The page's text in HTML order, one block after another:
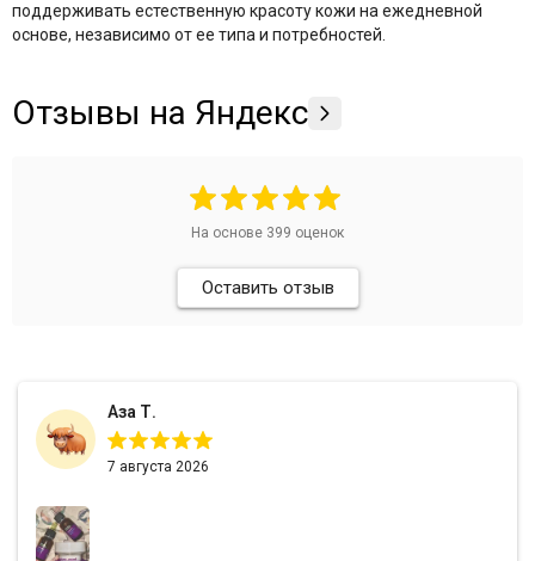
The Potted Plant
Theraphyto
VERAMORE
поддерживать естественную красоту кожи на ежедневной
основе, независимо от ее типа и потребностей.
Отзывы на Яндекс
На основе 399 оценок
Оставить отзыв
Аза Т.
7 августа 2026